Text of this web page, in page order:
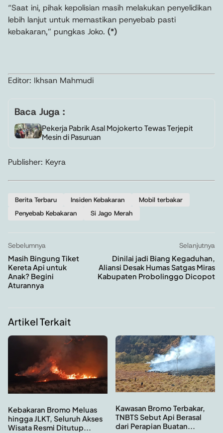
“Saat ini, pihak kepolisian masih melakukan penyelidikan
lebih lanjut untuk memastikan penyebab pasti
kebakaran,” pungkas Joko. (*)
Editor: Ikhsan Mahmudi
Baca Juga :
Pekerja Pabrik Asal Mojokerto Tewas Terjepit
Mesin di Pasuruan
Publisher: Keyra
Berita Terbaru Insiden Kebakaran
Mobil terbakar
Penyebab Kebakaran
Si Jago Merah
Sebelumnya
Masih Bingung Tiket
Kereta Api untuk
Anak? Begini
Aturannya
Selanjutnya
Dinilai jadi Biang Kegaduhan,
Aliansi Desak Humas Satgas Miras
Kabupaten Probolinggo Dicopot
Artikel Terkait
Kebakaran Bromo Meluas
hingga JLKT, Seluruh Akses
Wisata Resmi Ditutup...
Kawasan Bromo Terbakar,
TNBTS Sebut Api Berasal
dari Perapian Buatan...